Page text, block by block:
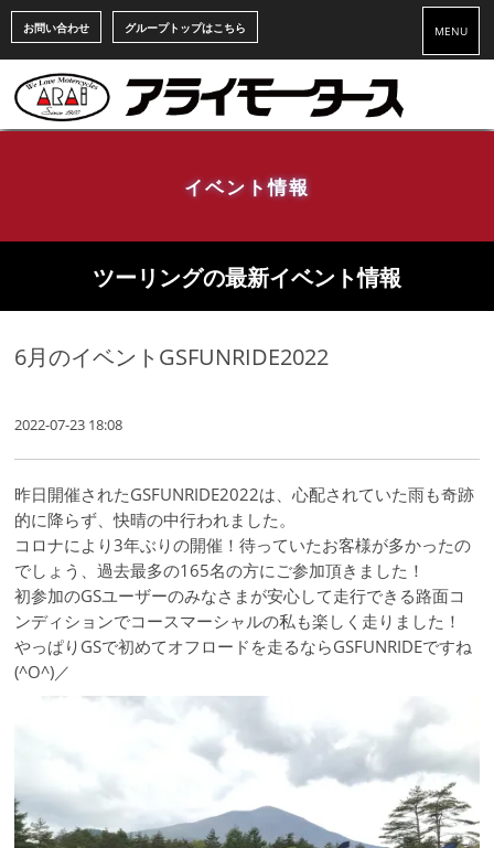
お問い合わせ グループトップはこちら MENU
イベント情報
ツーリングの最新イベント情報
6月のイベントGSFUNRIDE2022
2022-07-23 18:08
昨日開催されたGSFUNRIDE2022は、心配されていた雨も奇跡
的に降らず、快晴の中行われました。
コロナにより3年ぶりの開催！待っていたお客様が多かったの
でしょう、過去最多の165名の方にご参加頂きました！
初参加のGSユーザーのみなさまが安心して走行できる路面コ
ンディションでコースマーシャルの私も楽しく走りました！
やっぱりGSで初めてオフロードを走るならGSFUNRIDEですね
(^O^)／